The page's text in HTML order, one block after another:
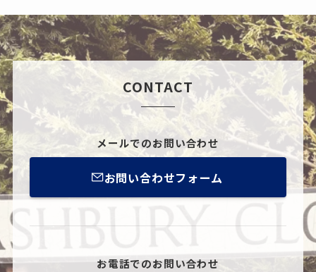
CONTACT
メールでのお問い合わせ
お問い合わせフォーム
お電話でのお問い合わせ